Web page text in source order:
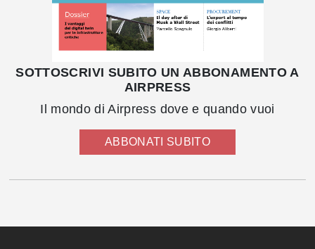
SOTTOSCRIVI SUBITO UN ABBONAMENTO A
AIRPRESS
Il mondo di Airpress dove e quando vuoi
ABBONATI SUBITO